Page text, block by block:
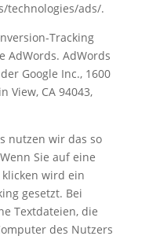
technologies/ads/.
Tracking
AdWords. AdWords
Google Inc., 1600
View, CA 94043,
nutzen wir das so
Sie auf eine
klicken wird ein
gesetzt. Bei
Textdateien, die
des Nutzers